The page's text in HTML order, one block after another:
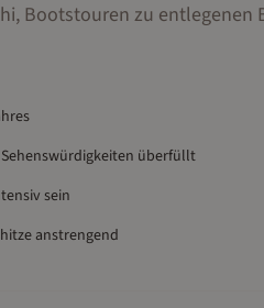
Bootstouren zu entlegenen
überfüllt
sein
anstrengend